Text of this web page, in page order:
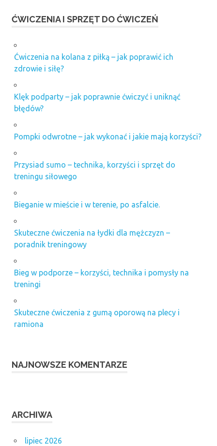
ĆWICZENIA I SPRZĘT DO ĆWICZEŃ
Ćwiczenia na kolana z piłką – jak poprawić ich
zdrowie i siłę?
Klęk podparty – jak poprawnie ćwiczyć i uniknąć
błędów?
Pompki odwrotne – jak wykonać i jakie mają korzyści?
Przysiad sumo – technika, korzyści i sprzęt do
treningu siłowego
Bieganie w mieście i w terenie, po asfalcie.
Skuteczne ćwiczenia na łydki dla mężczyzn –
poradnik treningowy
Bieg w podporze – korzyści, technika i pomysły na
treningi
Skuteczne ćwiczenia z gumą oporową na plecy i
ramiona
NAJNOWSZE KOMENTARZE
ARCHIWA
lipiec 2026